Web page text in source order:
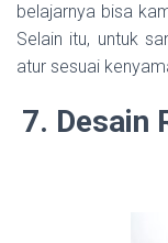
belajarnya bisa
Selain itu, untuk
atur sesuai
7. Desain